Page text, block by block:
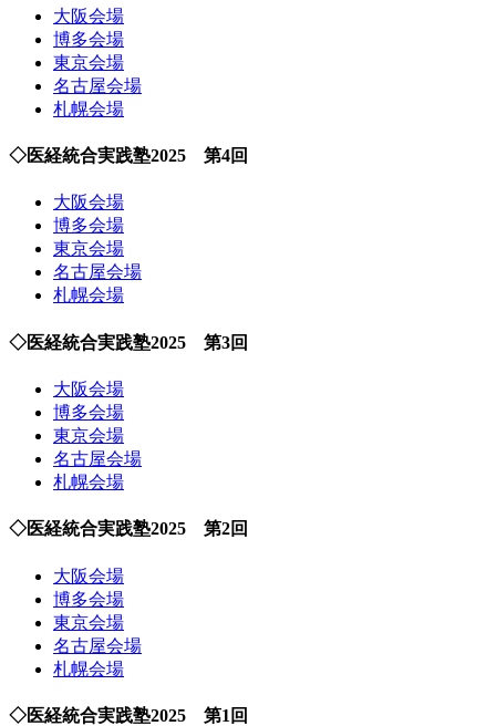
大阪会場
博多会場
東京会場
名古屋会場
札幌会場
◇医経統合実践塾2025 第4回
大阪会場
博多会場
東京会場
名古屋会場
札幌会場
◇医経統合実践塾2025 第3回
大阪会場
博多会場
東京会場
名古屋会場
札幌会場
◇医経統合実践塾2025 第2回
大阪会場
博多会場
東京会場
名古屋会場
札幌会場
◇医経統合実践塾2025 第1回